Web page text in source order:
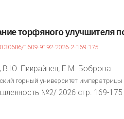
торфяногоулучшителя
1609-9192-2026-2-169-175
В.Ю. Пиирайнен, Е.М. Боброва
горный университет
№2/ 2026 стр. 169-175